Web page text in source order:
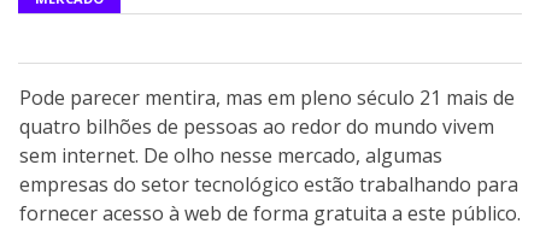
Pode parecer mentira, mas em pleno século 21 mais de
quatro bilhões de pessoas ao redor do mundo vivem
sem internet. De olho nesse mercado, algumas
empresas do setor tecnológico estão trabalhando para
fornecer acesso à web de forma gratuita a este público.